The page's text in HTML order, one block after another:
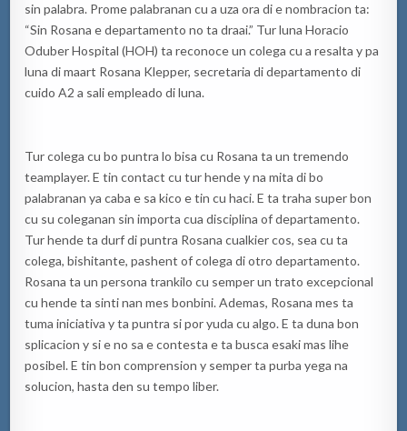
sin palabra. Prome palabranan cu a uza ora di e nombracion ta:
“Sin Rosana e departamento no ta draai.” Tur luna Horacio
Oduber Hospital (HOH) ta reconoce un colega cu a resalta y pa
luna di maart Rosana Klepper, secretaria di departamento di
cuido A2 a sali empleado di luna.
Tur colega cu bo puntra lo bisa cu Rosana ta un tremendo
teamplayer. E tin contact cu tur hende y na mita di bo
palabranan ya caba e sa kico e tin cu haci. E ta traha super bon
cu su coleganan sin importa cua disciplina of departamento.
Tur hende ta durf di puntra Rosana cualkier cos, sea cu ta
colega, bishitante, pashent of colega di otro departamento.
Rosana ta un persona trankilo cu semper un trato excepcional
cu hende ta sinti nan mes bonbini. Ademas, Rosana mes ta
tuma iniciativa y ta puntra si por yuda cu algo. E ta duna bon
splicacion y si e no sa e contesta e ta busca esaki mas lihe
posibel. E tin bon comprension y semper ta purba yega na
solucion, hasta den su tempo liber.